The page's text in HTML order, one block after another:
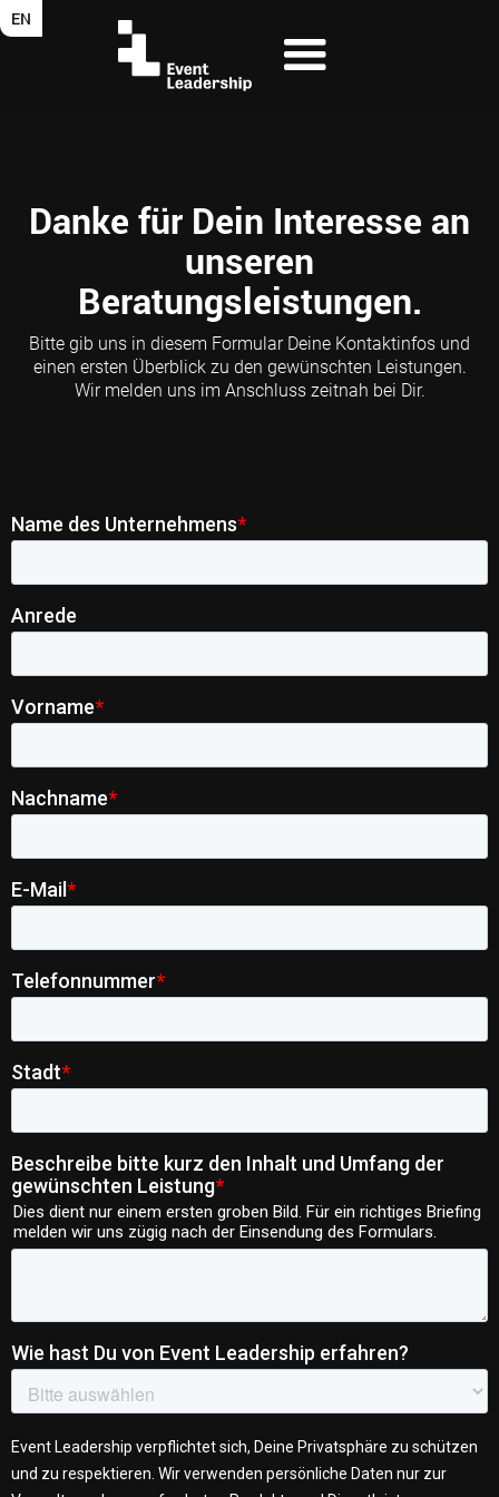
EN
Danke für Dein Interesse an
unseren
Beratungsleistungen.
Bitte gib uns in diesem Formular Deine Kontaktinfos und
einen ersten Überblick zu den gewünschten Leistungen.
Wir melden uns im Anschluss zeitnah bei Dir.